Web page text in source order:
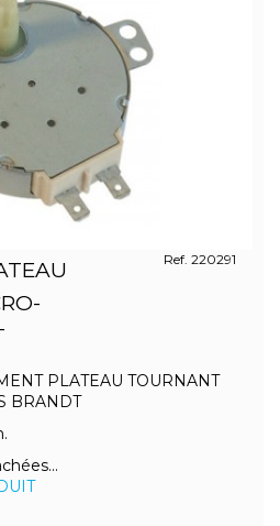
Ref. 220291
PLATEAU TOURNANT
BRANDT